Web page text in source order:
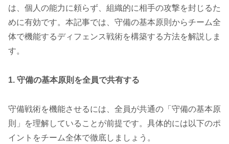
は、個人の能力に頼らず、組織的に相手の攻撃を封じるた
めに有効です。本記事では、守備の基本原則からチーム全
体で機能するディフェンス戦術を構築する方法を解説しま
す。
1. 守備の基本原則を全員で共有する
守備戦術を機能させるには、全員が共通の「守備の基本原
則」を理解していることが前提です。具体的には以下のポ
イントをチーム全体で徹底しましょう。